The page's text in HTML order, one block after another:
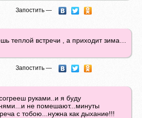
Запостить —
теплой встречи , а приходит зима…
Запостить —
руками..и я буду
не помешают...минуты
с тобою...нужна как дыхание!!!